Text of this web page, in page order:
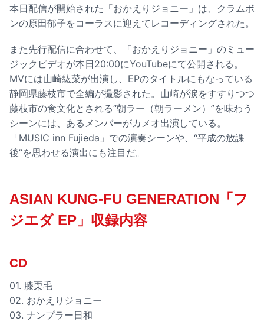
本日配信が開始された「おかえりジョニー」は、クラムボ
ンの原田郁子をコーラスに迎えてレコーディングされた。
また先行配信に合わせて、「おかえりジョニー」のミュー
ジックビデオが本日20:00にYouTubeにて公開される。
MVには山崎紘菜が出演し、EPのタイトルにもなっている
静岡県藤枝市で全編が撮影された。山崎が涙をすすりつつ
藤枝市の食文化とされる“朝ラー（朝ラーメン）”を味わう
シーンには、あるメンバーがカメオ出演している。
「MUSIC inn Fujieda」での演奏シーンや、“平成の放課
後”を思わせる演出にも注目だ。
ASIAN KUNG-FU GENERATION「フ
ジエダ EP」収録内容
CD
01. 膝栗毛
02. おかえりジョニー
03. ナンプラー日和